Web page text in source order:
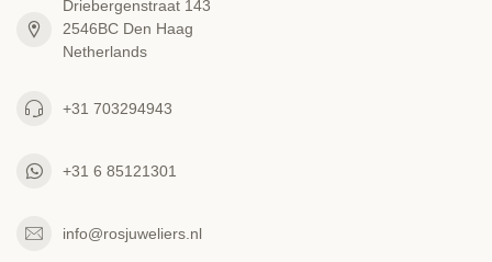
Driebergenstraat 143
2546BC Den Haag
Netherlands
+31 703294943
+31 6 85121301
info@rosjuweliers.nl